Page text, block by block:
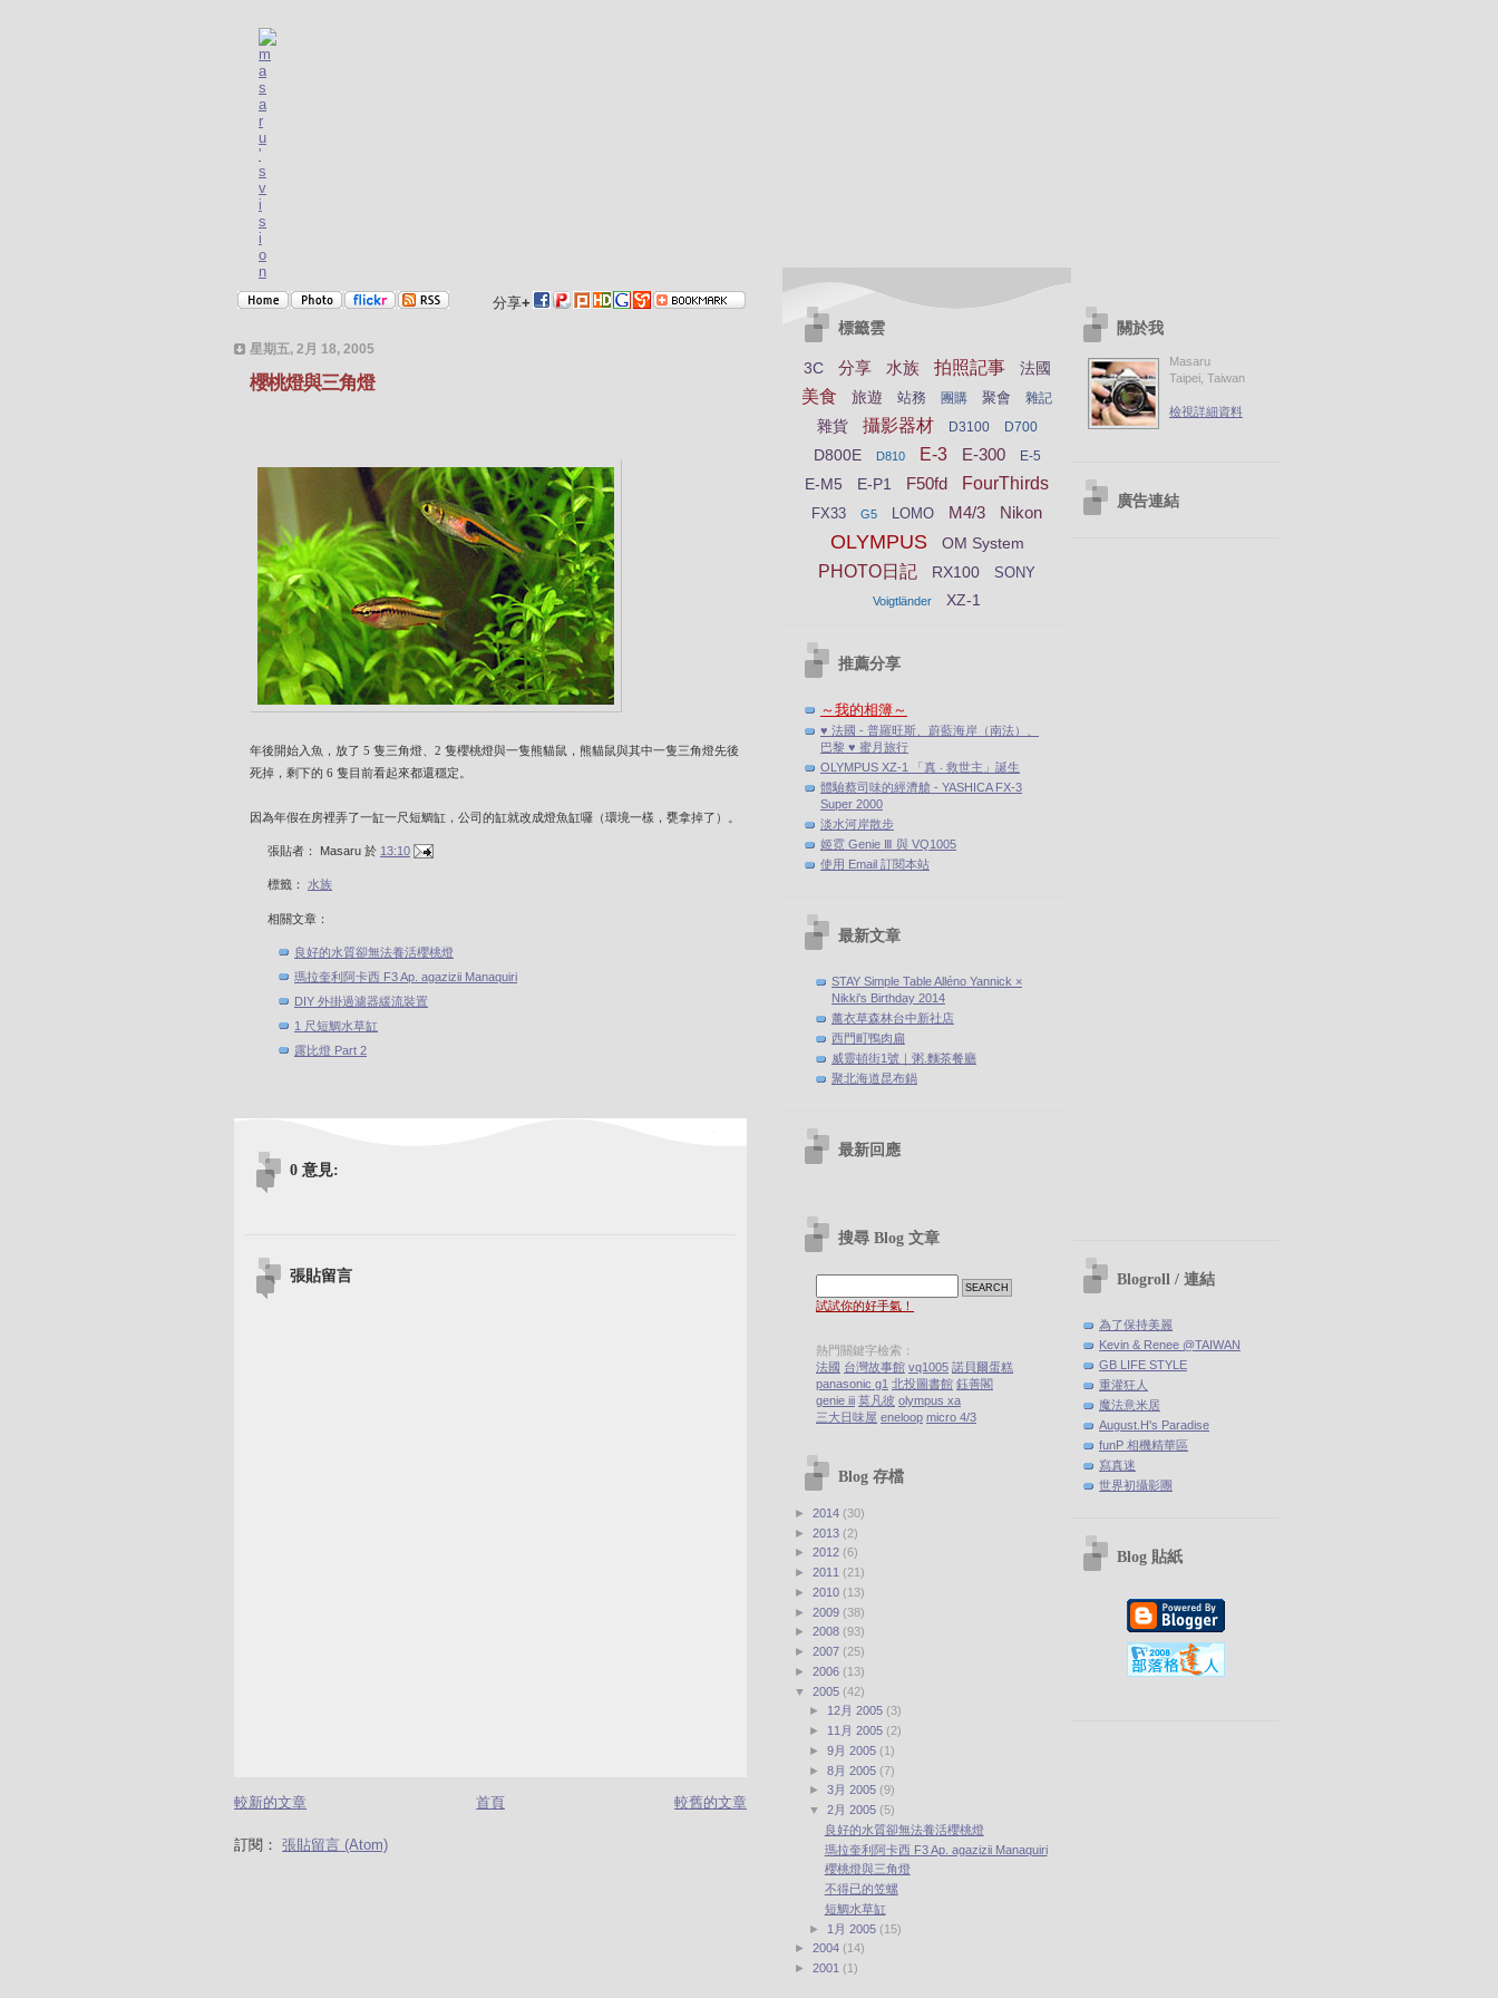
分享+
星期五, 2月 18, 2005
櫻桃燈與三角燈
年後開始入魚，放了 5 隻三角燈、2 隻櫻桃燈與一隻熊貓鼠， 熊貓鼠與其中一隻三角燈先後
死掉， 剩下的 6 隻目前看起來都還穩定。
因為年假在房裡弄了一缸一尺短鯛缸，公司的缸就改成燈魚缸囉（環境一樣，甕拿掉了）。
張貼者： Masaru 於 13:10
標籤： 水族
相關文章：
良好的水質卻無法養活櫻桃燈
瑪拉奎利阿卡西 F3 Ap. agazizii Manaquiri
DIY 外掛過濾器緩流裝置
1 尺短鯛水草缸
露比燈 Part 2
0 意見:
張貼留言
較新的文章 較舊的文章
首頁
訂閱： 張貼留言 (Atom)
標籤雲
3C 分享 水族 拍照記事 法國
美食 旅遊 站務 團購 聚會 雜記
雜貨 攝影器材 D3100 D700
D800E D810 E-3 E-300 E-5
E-M5 E-P1 F50fd FourThirds
FX33 G5 LOMO M4/3 Nikon
OLYMPUS OM System
PHOTO日記 RX100 SONY
Voigtländer XZ-1
推薦分享
～我的相簿～
♥ 法國 - 普羅旺斯、蔚藍海岸（南法）、
巴黎 ♥ 蜜月旅行
OLYMPUS XZ-1 「真 ‧ 救世主」誕生
體驗蔡司味的經濟艙 - YASHICA FX-3
Super 2000
淡水河岸散步
姬霓 Genie Ⅲ 與 VQ1005
使用 Email 訂閱本站
最新文章
STAY Simple Table Alléno Yannick ×
Nikki's Birthday 2014
薰衣草森林台中新社店
西門町鴨肉扁
威靈頓街1號｜粥.麵茶餐廳
聚北海道昆布鍋
最新回應
搜尋 Blog 文章
試試你的好手氣！
熱門關鍵字檢索：
法國 台灣故事館 vq1005 諾貝爾蛋糕
panasonic g1 北投圖書館 鈺善閣
genie iii 莫凡彼 olympus xa
三大日味屋 eneloop micro 4/3
Blog 存檔
► 2014 (30)
► 2013 (2)
► 2012 (6)
► 2011 (21)
► 2010 (13)
► 2009 (38)
► 2008 (93)
► 2007 (25)
► 2006 (13)
▼ 2005 (42)
► 12月 2005 (3)
► 11月 2005 (2)
►9月 2005 (1)
►8月 2005 (7)
►3月 2005 (9)
▼2月 2005 (5)
良好的水質卻無法養活櫻桃燈
瑪拉奎利阿卡西 F3 Ap. agazizii Manaquiri
櫻桃燈與三角燈
不得已的笠螺
短鯛水草缸
► 1月 2005 (15)
► 2004 (14)
► 2001 (1)
關於我
Masaru
Taipei, Taiwan
檢視詳細資料
廣告連結
Blogroll / 連結
為了保持美麗
Kevin & Renee @TAIWAN
GB LIFE STYLE
重灌狂人
魔法意米居
August.H's Paradise
funP 相機精華區
寫真迷
世界初攝影團
Blog 貼紙